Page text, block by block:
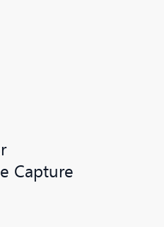
Capture